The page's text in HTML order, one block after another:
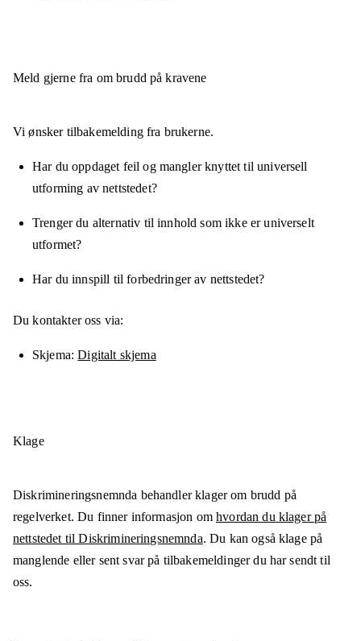
Meld gjerne fra om brudd på kravene
Vi ønsker tilbakemelding fra brukerne.
Har du oppdaget feil og mangler knyttet til universell
utforming av nettstedet?
Trenger du alternativ til innhold som ikke er universelt
utformet?
Har du innspill til forbedringer av nettstedet?
Du kontakter oss via:
Skjema Digitalt skjema
Klage
Diskrimineringsnemnda behandler klager om brudd på
regelverket. Du finner informasjon omhvordan du klager på
nettstedet til Diskrimineringsnemnda. Du kan også klage på
manglende eller sent svar på tilbakemeldinger du har sendt til
oss.